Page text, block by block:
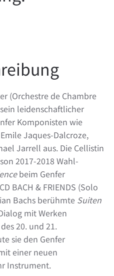
(Orchestre de Chambre
leidenschaftlicher
Komponisten wie
Jaques-Dalcroze,
Jarrell aus. Die Cellistin
2017-2018 Wahl-
beim Genfer
BACH & FRIENDS (Solo
Bachs berühmte Suiten
mit Werken
20. und 21.
sie den Genfer
einer neuen
Instrument.